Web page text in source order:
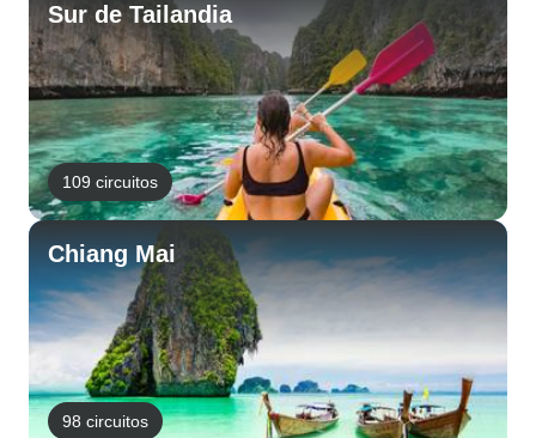
Sur de Tailandia
109 circuitos
Chiang Mai
98 circuitos